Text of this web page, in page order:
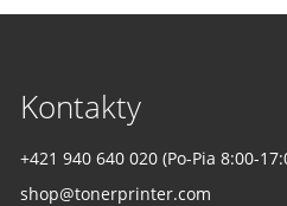
Kontakty
+421 940 640 020 (Po-Pia 8:00-
shop@tonerprinter.com